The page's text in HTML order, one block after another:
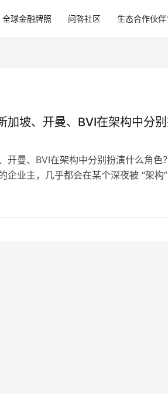
全球金融牌照 问答社区 生态合作伙伴
加坡、开曼、BVI在架构中分
开曼、BVI在架构中分别扮演什么角色
企业主，几乎都会在某个深夜被 “架构